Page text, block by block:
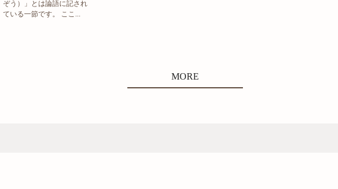
ぞう）」とは論語に記され
ている一節です。 ここ...
MORE